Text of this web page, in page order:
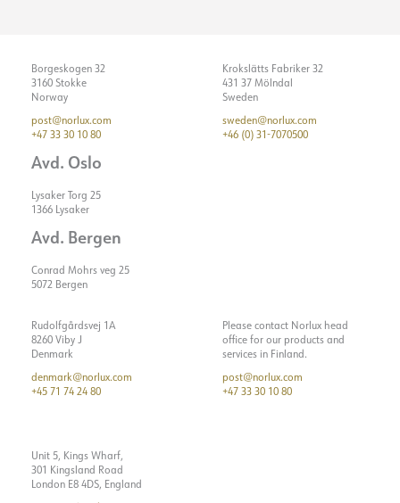
Borgeskogen 32
3160 Stokke
Norway
post@norlux.com
+47 33 30 10 80
Avd. Oslo
Lysaker Torg 25
1366 Lysaker
Avd. Bergen
Conrad Mohrs veg 25
5072 Bergen
Krokslätts Fabriker 32
431 37 Mölndal
Sweden
sweden@norlux.com
+46 (0) 31-7070500
Rudolfgårdsvej 1A
8260 Viby J
Denmark
denmark@norlux.com
+45 71 74 24 80
Please contact Norlux head
office for our products and
services in Finland.
post@norlux.com
+47 33 30 10 80
Unit 5, Kings Wharf,
301 Kingsland Road
London E8 4DS, England